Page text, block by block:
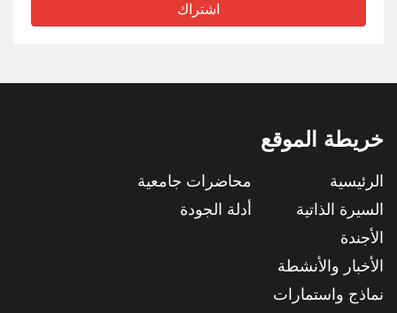
اشتراك
خريطة الموقع
الرئيسية
السيرة الذاتية
الأجندة
الأخبار والأنشطة
نماذج واستمارات
محاضرات جامعية
أدلة الجودة